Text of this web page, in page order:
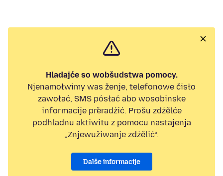
Hladajće so wobšudstwa pomocy.
Njenamołwimy was ženje, telefonowe čisło
zawołać, SMS pósłać abo wosobinske
informacije přeradźić. Prošu zdźělće
podhladnu aktiwitu z pomocu nastajenja
„Znjewužiwanje zdźělić“.
Dalše informacije